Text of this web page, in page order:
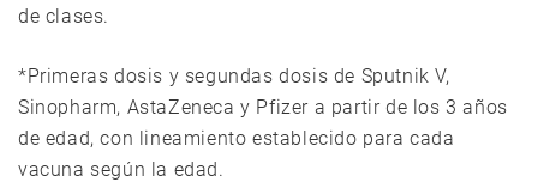
de clases.
*Primeras dosis y segundas dosis de Sputnik V,
Sinopharm, AstaZeneca y Pfizer a partir de los 3 años
de edad, con lineamiento establecido para cada
vacuna según la edad.